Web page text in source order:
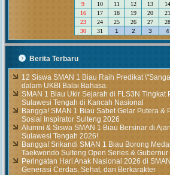
9
10 11 12 13 14
16
17 18 19 20 21
23
24 25 26 27 28
30
31 1 2 3 4
Berita Terbaru
12 Siswa SMAN 1 Biau Raih Predikat
dalam UKBI Balai Bahasa.
SMAN 1 Biau Ukir Sejarah di FLS3N Tingkat
Sulawesi Tengah di Kancah Nasional
Bangga! SMAN 1 Biau Sabet Gelar Putera &
Sosial Inspirator Sulteng 2026
Alumni & Siswa SMAN 1 Biau Bersinar di
Sulawesi Tengah 2026!
Bangga! Srikandi SMAN 1 Biau Borong
Taekwondo Sulteng Open Series & Gubernur
Peringatan Hari Anak Nasional 2026 di
Generasi Cerdas, Sehat, dan Berkarakter